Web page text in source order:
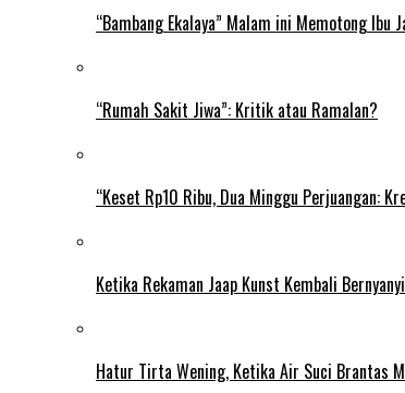
“Bambang Ekalaya” Malam ini Memotong Ibu
“Rumah Sakit Jiwa”: Kritik atau Ramalan?
“Keset Rp10 Ribu, Dua Minggu Perjuangan:
Ketika Rekaman Jaap Kunst Kembali
Hatur Tirta Wening, Ketika Air Suci Brantas